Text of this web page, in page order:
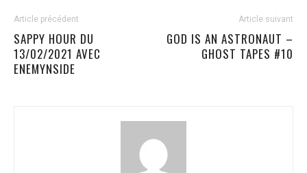
Article précédent
SAPPY HOUR DU
13/02/2021 AVEC
ENEMYNSIDE
Article suivant
GOD IS AN ASTRONAUT –
GHOST TAPES #10